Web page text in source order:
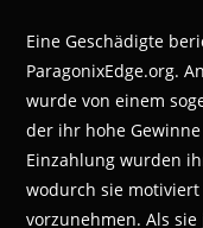
Eine Geschädigte
ParagonixEdge.org.
wurde von einem
der ihr hohe
Einzahlung wurden
wodurch sie
vorzunehmen. Als